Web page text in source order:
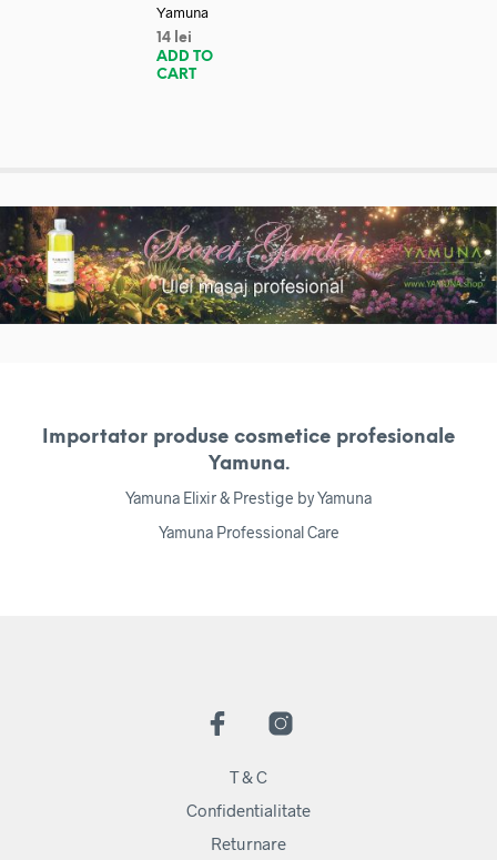
Yamuna
14 lei
ADD TO
CART
Importator produse cosmetice profesionale
Yamuna.
Yamuna Elixir & Prestige by Yamuna
Yamuna Professional Care
T & C
Confidentialitate
Returnare